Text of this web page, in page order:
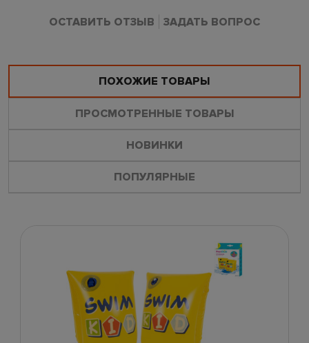
ОСТАВИТЬ ОТЗЫВ ЗАДАТЬ ВОПРОС
ПОХОЖИЕ ТОВАРЫ
ПРОСМОТРЕННЫЕ ТОВАРЫ
НОВИНКИ
ПОПУЛЯРНЫЕ